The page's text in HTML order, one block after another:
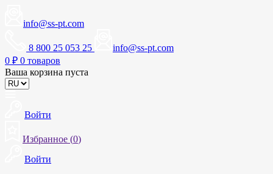
info@ss-pt.com
8 800 25 053 25
info@ss-pt.com
0 ₽ 0 товаров
Ваша корзина пуста
Войти
Избранное (0)
Войти